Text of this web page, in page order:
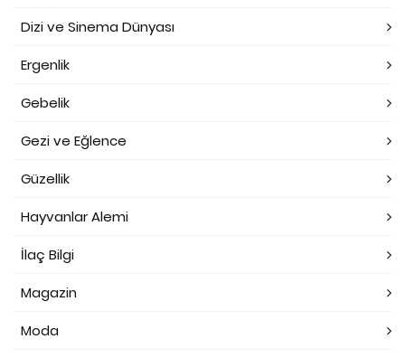
Dizi ve Sinema Dünyası
Ergenlik
Gebelik
Gezi ve Eğlence
Güzellik
Hayvanlar Alemi
İlaç Bilgi
Magazin
Moda